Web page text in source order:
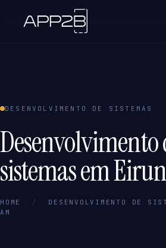
DESENVOLVIMENTO DE SISTEMAS
Desenvolvimento
sistemas em
HOME /
DESENVOLVIMENTO DE
AM